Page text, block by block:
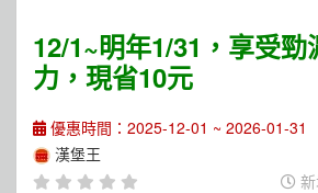
12/1~明年1/31，享受勁
力，現省10元
優惠時間：2025-12-01 ~ 2026-01-31
漢堡王